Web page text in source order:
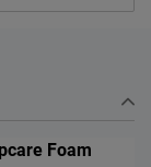
voorwaarden
5400 AS,
Foam